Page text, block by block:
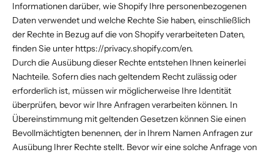
Informationen darüber, wie Shopify Ihre personenbezogenen
Daten verwendet und welche Rechte Sie haben, einschließlich
der Rechte in Bezug auf die von Shopify verarbeiteten Daten,
finden Sie unter https://privacy.shopify.com/en.
Durch die Ausübung dieser Rechte entstehen Ihnen keinerlei
Nachteile. Sofern dies nach geltendem Recht zulässig oder
erforderlich ist, müssen wir möglicherweise Ihre Identität
überprüfen, bevor wir Ihre Anfragen verarbeiten können. In
Übereinstimmung mit geltenden Gesetzen können Sie einen
Bevollmächtigten benennen, der in Ihrem Namen Anfragen zur
Ausübung Ihrer Rechte stellt. Bevor wir eine solche Anfrage von